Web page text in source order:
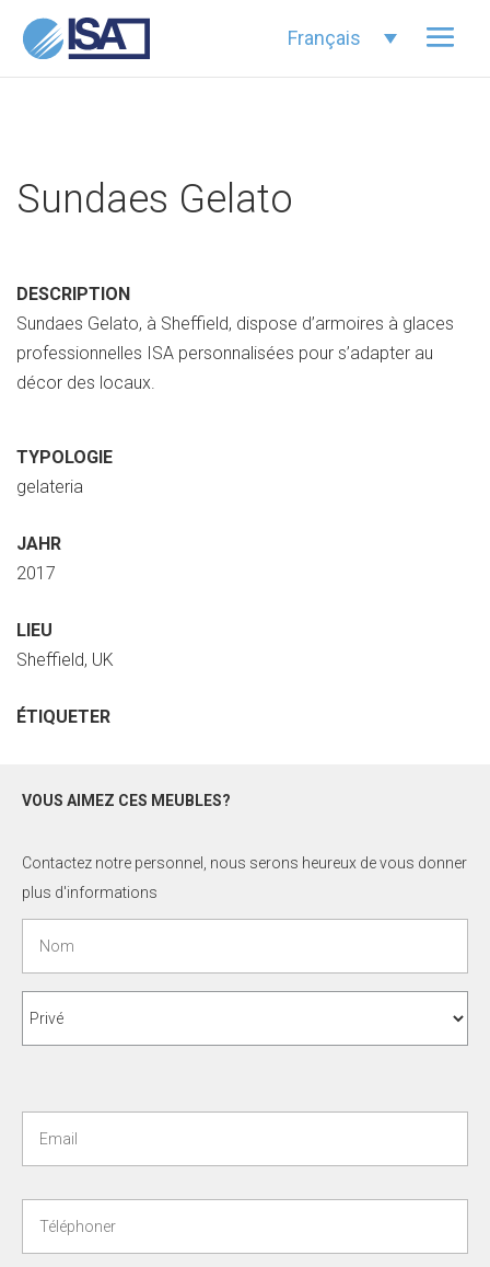
Français
Sundaes Gelato
DESCRIPTION
Sundaes Gelato, à Sheffield, dispose d’armoires à glaces
professionnelles ISA personnalisées pour s’adapter au
décor des locaux.
TYPOLOGIE
gelateria
JAHR
2017
LIEU
Sheffield, UK
ÉTIQUETER
VOUS AIMEZ CES MEUBLES?
Contactez notre personnel, nous serons heureux de vous donner
plus d'informations